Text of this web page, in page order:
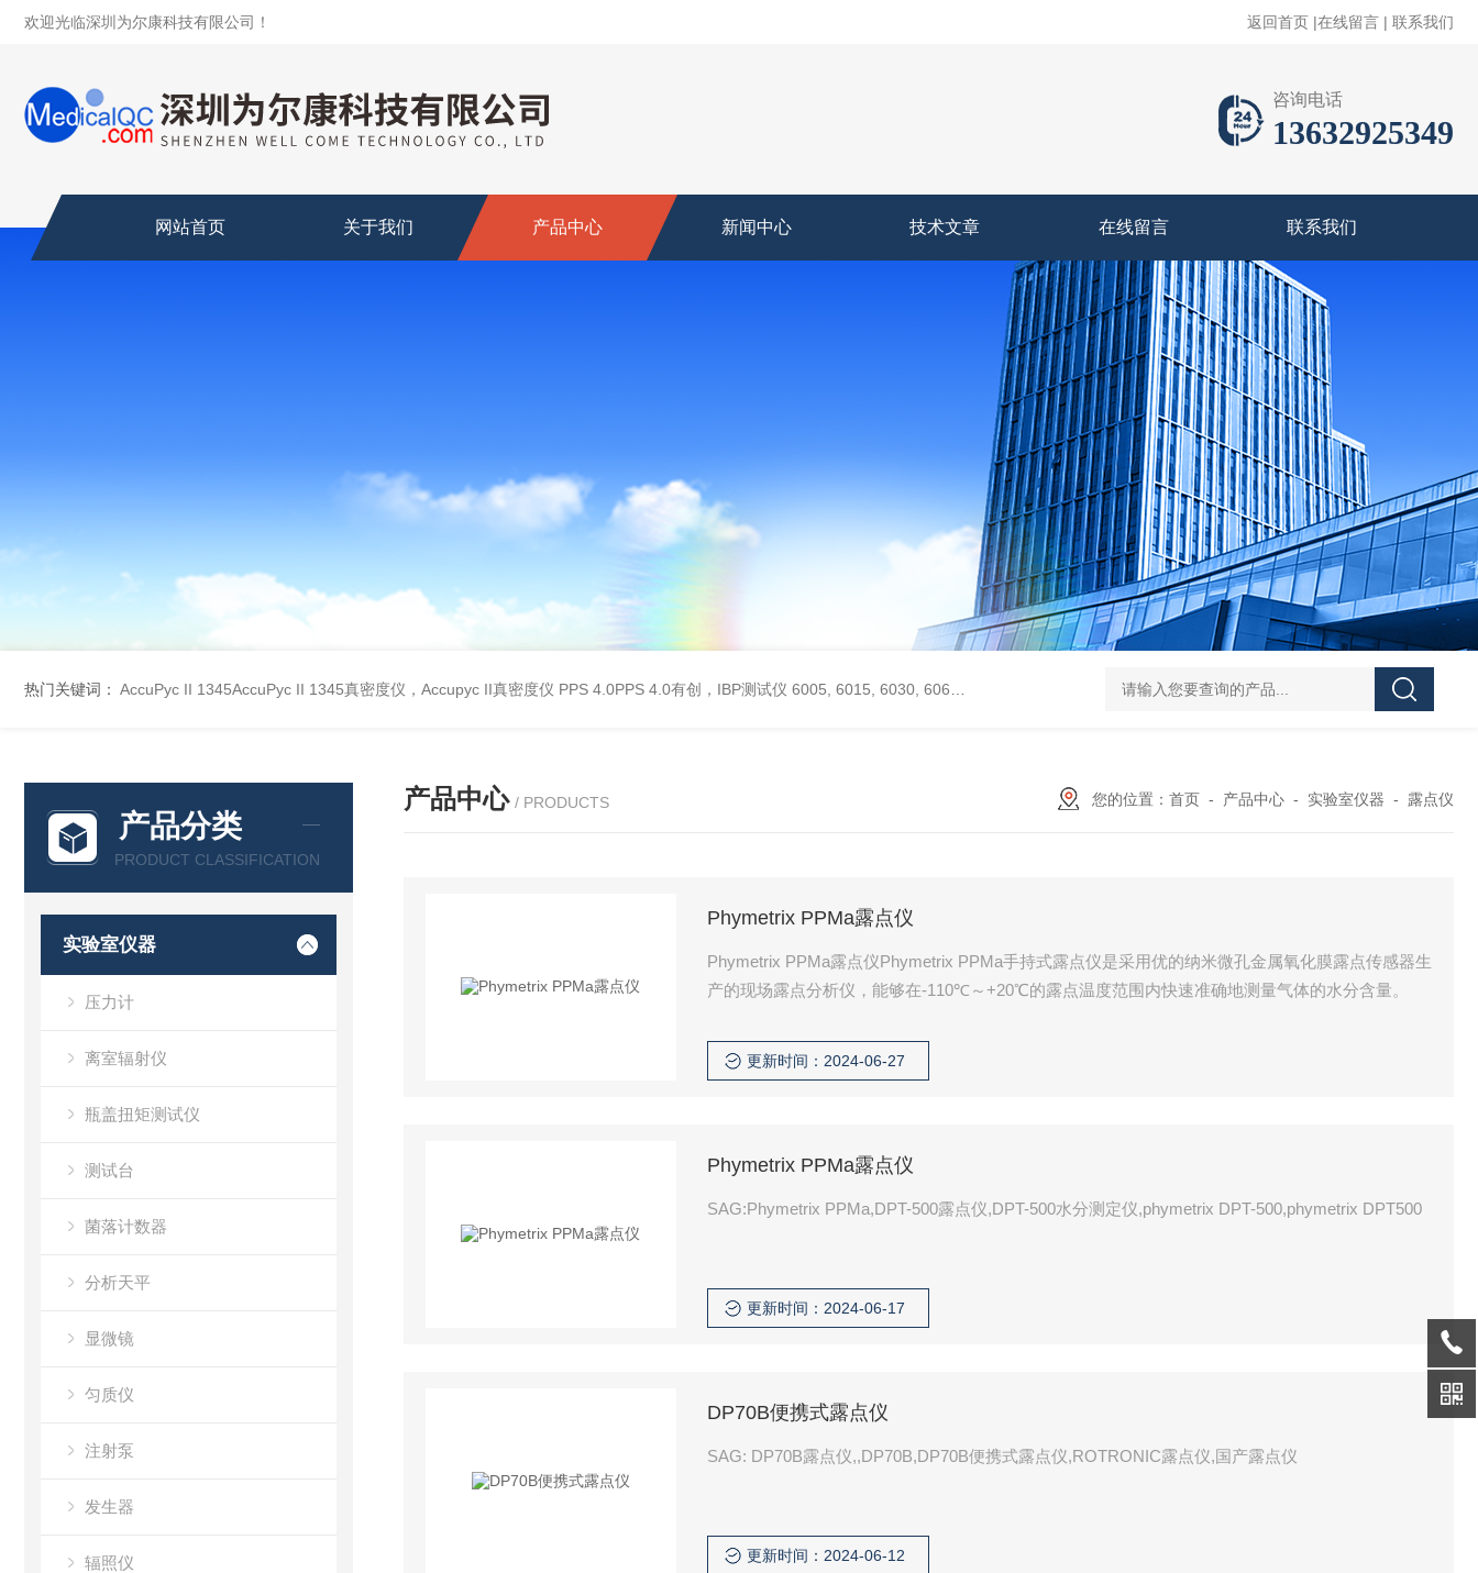
欢迎光临深圳为尔康科技有限公司！ 返回首页 |在线留言 | 联系我们
咨询电话
13632925349
网站首页 关于我们 产品中心 新闻中心 技术文章 在线留言 联系我们
热门关键词： AccuPyc II 1345AccuPyc II 1345真密度仪，Accupyc II真密度仪 PPS 4.0PPS 4.0有创，IBP测试仪 6005, 6015, 6030, 6060, 6100, 6170Hans Rudolph非扩散气体收集袋,Hans Rudolph非扩散气囊
产品分类
PRODUCT CLASSIFICATION
实验室仪器
压力计
离室辐射仪
瓶盖扭矩测试仪
测试台
菌落计数器
分析天平
显微镜
匀质仪
注射泵
发生器
辐照仪
产品中心 / PRODUCTS 您的位置： 首页 - 产品中心 - 实验室仪器 - 露点仪
Phymetrix PPMa露点仪
Phymetrix PPMa露点仪Phymetrix PPMa手持式露点仪是采用优的纳米微孔金属氧化膜露点传感器生
产的现场露点分析仪，能够在-110℃～+20℃的露点温度范围内快速准确地测量气体的水分含量。
更新时间：2024-06-27
Phymetrix PPMa露点仪
SAG:Phymetrix PPMa,DPT-500露点仪,DPT-500水分测定仪,phymetrix DPT-500,phymetrix DPT500
更新时间：2024-06-17
DP70B便携式露点仪
SAG: DP70B露点仪,,DP70B,DP70B便携式露点仪,ROTRONIC露点仪,国产露点仪
更新时间：2024-06-12